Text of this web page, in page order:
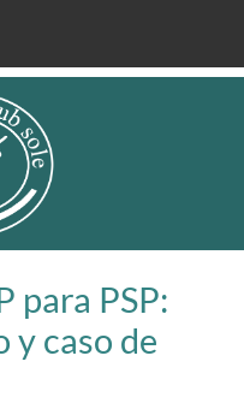
para PSP:
y caso de